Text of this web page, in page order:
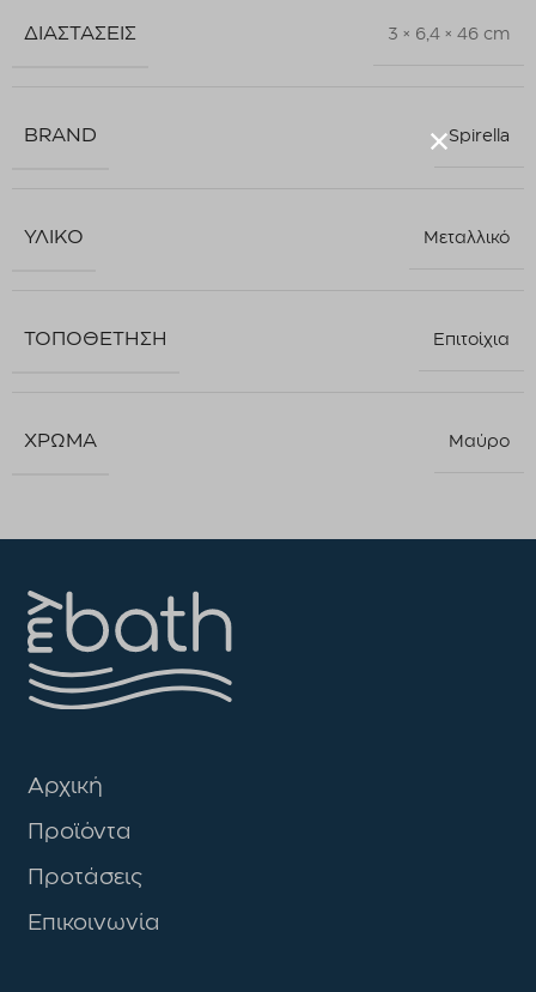
ΔΙΑΣΤΆΣΕΙΣ 3 × 6,4 × 46 cm
BRAND Spirella
ΥΛΙΚΌ Μεταλλικό
ΤΟΠΟΘΈΤΗΣΗ Επιτοίχια
ΧΡΏΜΑ Μαύρο
Αρχική
Προϊόντα
Προτάσεις
Επικοινωνία